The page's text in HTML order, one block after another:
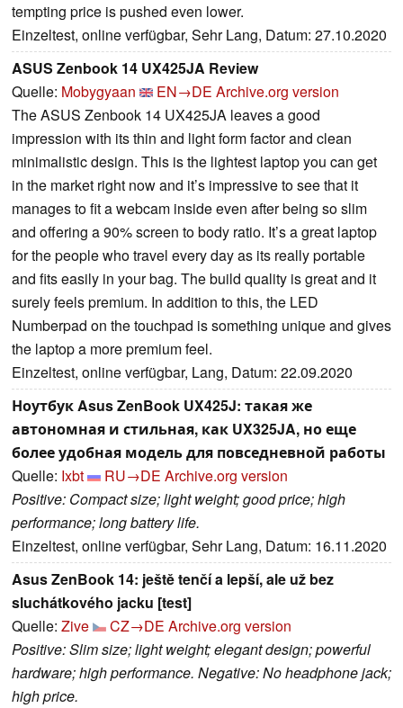
tempting price is pushed even lower.
Einzeltest, online verfügbar, Sehr Lang, Datum: 27.10.2020
ASUS Zenbook 14 UX425JA Review
Quelle: Mobygyaan EN→DE Archive.org version
The ASUS Zenbook 14 UX425JA leaves a good
impression with its thin and light form factor and clean
minimalistic design. This is the lightest laptop you can get
in the market right now and it’s impressive to see that it
manages to fit a webcam inside even after being so slim
and offering a 90% screen to body ratio. It’s a great laptop
for the people who travel every day as its really portable
and fits easily in your bag. The build quality is great and it
surely feels premium. In addition to this, the LED
Numberpad on the touchpad is something unique and gives
the laptop a more premium feel.
Einzeltest, online verfügbar, Lang, Datum: 22.09.2020
Ноутбук Asus ZenBook UX425J: такая же
автономная и стильная, как UX325JA, но еще
более удобная модель для повседневной работы
Quelle: Ixbt RU→DE Archive.org version
Positive: Compact size; light weight; good price; high
performance; long battery life.
Einzeltest, online verfügbar, Sehr Lang, Datum: 16.11.2020
Asus ZenBook 14: ještě tenčí a lepší, ale už bez
sluchátkového jacku [test]
Quelle: Zive CZ→DE Archive.org version
Positive: Slim size; light weight; elegant design; powerful
hardware; high performance. Negative: No headphone jack;
high price.